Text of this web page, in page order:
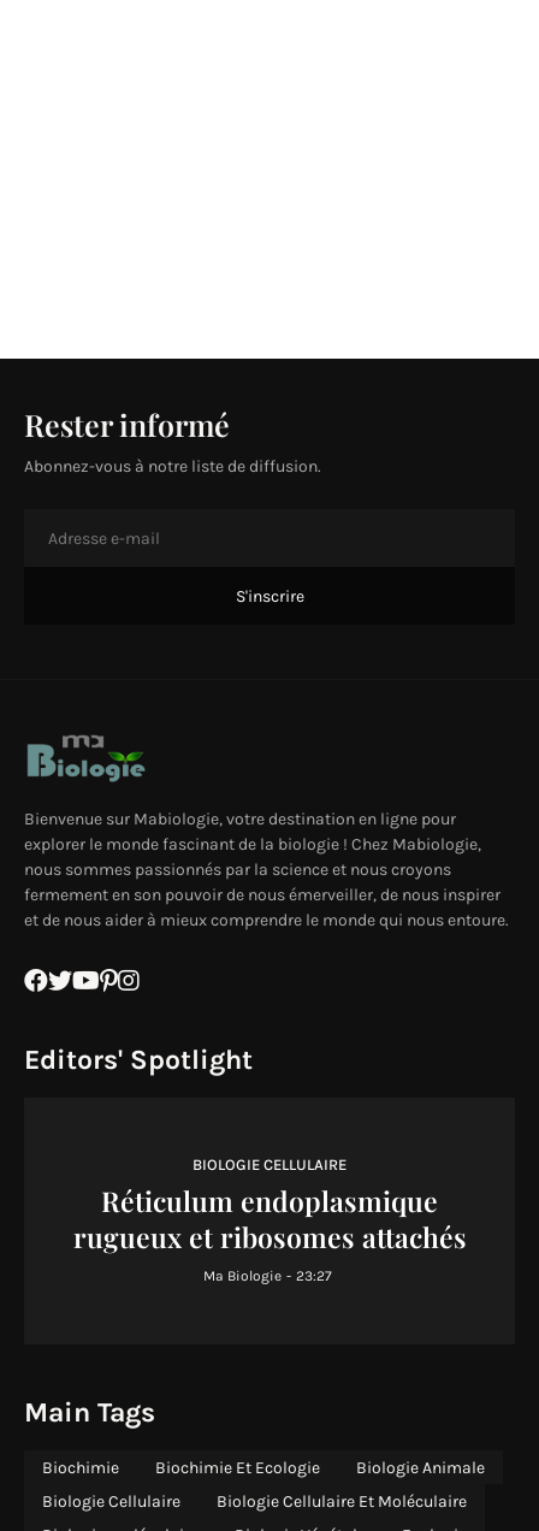
Rester informé
Abonnez-vous à notre liste de diffusion.
Bienvenue sur Mabiologie, votre destination en ligne pour
explorer le monde fascinant de la biologie ! Chez Mabiologie,
nous sommes passionnés par la science et nous croyons
fermement en son pouvoir de nous émerveiller, de nous inspirer
et de nous aider à mieux comprendre le monde qui nous entoure.
Editors' Spotlight
BIOLOGIE CELLULAIRE
Réticulum endoplasmique
rugueux et ribosomes attachés
Ma Biologie - 23:27
Main Tags
Biochimie Biochimie Et Ecologie
Biologie Animale
Biologie Cellulaire
Biologie Cellulaire Et Moléculaire